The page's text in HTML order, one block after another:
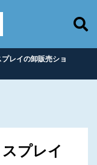
レイの卸販売ショ
プレイ